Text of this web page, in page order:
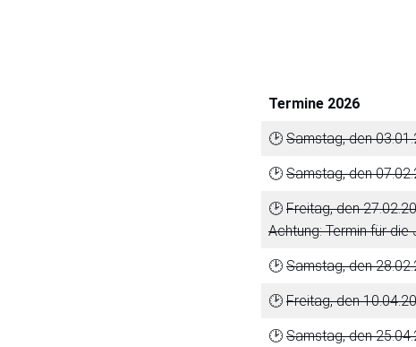
Termine 2026
🕑 Samstag, den
🕑 Samstag, den
🕑 Freitag, den
Achtung: Termin für
🕑 Samstag, den
🕑 Freitag, den
🕑 Samstag, den